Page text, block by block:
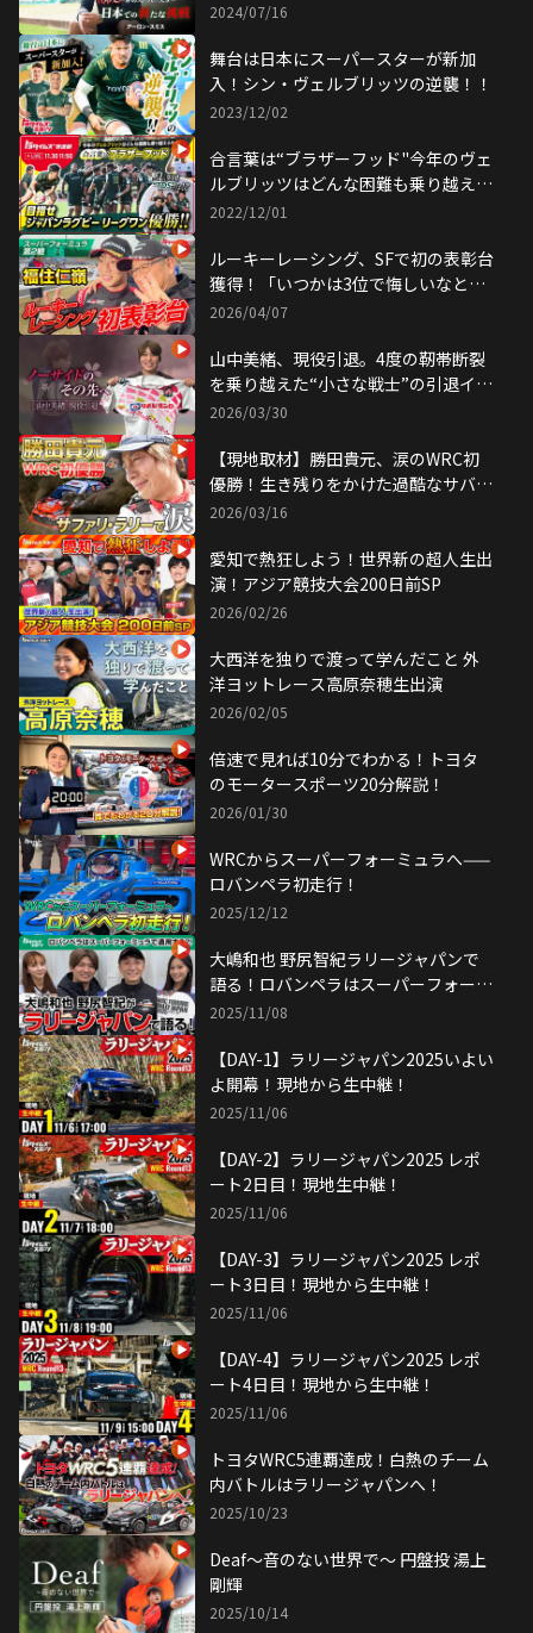
2024/07/16
舞台は日本にスーパースターが新加
入！シン・ヴェルブリッツの逆襲！！
2023/12/02
合言葉は“ブラザーフッド"今年のヴェ
ルブリッツはどんな困難も乗り越えら
れる！目指せジャパンラグビーリーグ
2022/12/01
ルーキーレーシング、SFで初の表彰台
獲得！「いつかは3位で悔しいなとい
うチームに」
2026/04/07
山中美緒、現役引退。4度の靭帯断裂
を乗り越えた“小さな戦士”の引退イン
タビュー
2026/03/30
【現地取材】勝田貴元、涙のWRC初
優勝！生き残りをかけた過酷なサバイ
バルラリーに密着
2026/03/16
愛知で熱狂しよう！世界新の超人生出
演！アジア競技大会200日前SP
2026/02/26
大西洋を独りで渡って学んだこと 外
洋ヨットレース高原奈穂生出演
2026/02/05
倍速で見れば10分でわかる！トヨタ
のモータースポーツ20分解説！
2026/01/30
WRCからスーパーフォーミュラへ——
ロバンペラ初走行！
2025/12/12
大嶋和也 野尻智紀ラリージャパンで
語る！ロバンペラはスーパーフォーミ
ュラで通用する！？
2025/11/08
【DAY-1】ラリージャパン2025いよい
よ開幕！現地から生中継！
2025/11/06
【DAY-2】ラリージャパン2025 レポ
ート2日目！現地生中継！
2025/11/06
【DAY-3】ラリージャパン2025 レポ
ート3日目！現地から生中継！
2025/11/06
【DAY-4】ラリージャパン2025 レポ
ート4日目！現地から生中継！
2025/11/06
トヨタWRC5連覇達成！白熱のチーム
内バトルはラリージャパンへ！
2025/10/23
Deaf〜音のない世界で〜 円盤投 湯上
剛輝
2025/10/14